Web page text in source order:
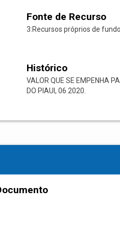
Fonte de Recurso
3:Recursos próprios de
Histórico
VALOR QUE SE EMPENHA
DO PIAUI, 06 2020.